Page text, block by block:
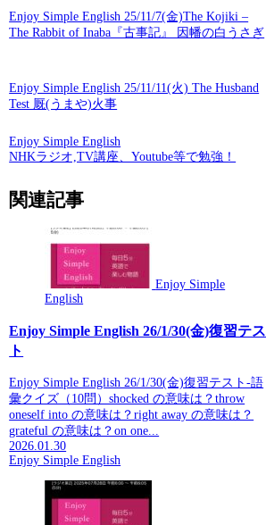
Enjoy Simple English 25/11/7(金)The Kojiki –
The Rabbit of Inaba『古事記』 因幡の白うさぎ
Enjoy Simple English 25/11/11(火) The Husband
Test 厩(うまや)火事
Enjoy Simple English
NHKラジオ,TV講座、Youtube等で勉強！
関連記事
Enjoy Simple
English
Enjoy Simple English 26/1/30(金)復習テス
ト
Enjoy Simple English 26/1/30(金)復習テスト-語
彙クイズ（10問）shocked の意味は？throw
oneself into の意味は？right away の意味は？
grateful の意味は？on one...
2026.01.30
Enjoy Simple English